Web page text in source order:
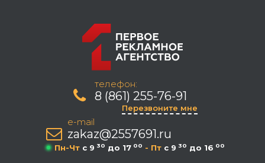
телефон:
8 (861) 255-76-91
Перезвоните мне
e-mail
zakaz@2557691.ru
Пн-Чт c 9 30 до 17 00 - Пт c 9 30 до 16 00